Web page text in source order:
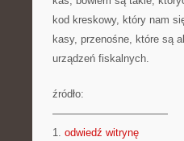
kod kreskowy, który nam
kasy, przenośne, które są
urządzeń fiskalnych.
źródło:
———————————
1. odwiedź witrynę